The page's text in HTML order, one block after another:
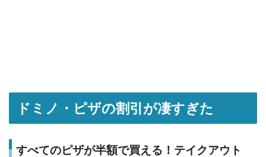
ドミノ・ピザの割引が凄すぎた
すべてのピザが半額で買える！テイクアウト